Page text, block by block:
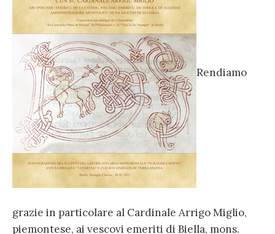
Rendiamo
grazie in particolare al Cardinale Arrigo Miglio,
piemontese, ai vescovi emeriti di Biella, mons.